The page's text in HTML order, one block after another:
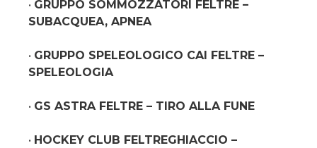
• GRUPPO SOMMOZZATORI FELTRE –
SUBACQUEA, APNEA
• GRUPPO SPELEOLOGICO CAI FELTRE –
SPELEOLOGIA
• GS ASTRA FELTRE – TIRO ALLA FUNE
• HOCKEY CLUB FELTREGHIACCIO –